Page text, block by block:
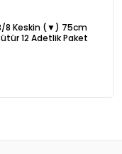
8 Keskin (▼) 75cm
12 Adetlik Paket